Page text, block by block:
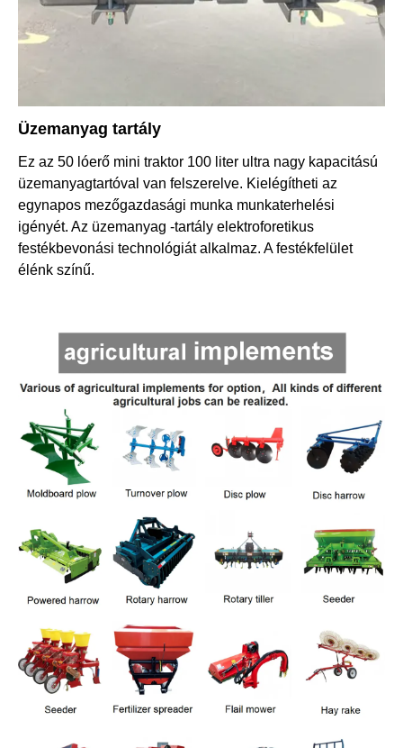
Üzemanyag tartály
Ez az 50 lóerő mini traktor 100 liter ultra nagy kapacitású
üzemanyagtartóval van felszerelve. Kielégítheti az
egynapos mezőgazdasági munka munkaterhelési
igényét. Az üzemanyag -tartály elektroforetikus
festékbevonási technológiát alkalmaz. A festékfelület
élénk színű.